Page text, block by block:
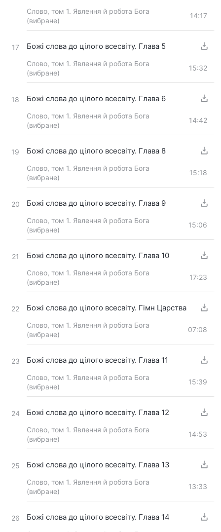
Слово, том 1. Явлення й робота Бога
(вибране)
14:17
17 Божі слова до цілого всесвіту. Глава 5
Слово, том 1. Явлення й робота Бога
(вибране)
15:32
18 Божі слова до цілого всесвіту. Глава 6
Слово, том 1. Явлення й робота Бога
(вибране)
14:42
19 Божі слова до цілого всесвіту. Глава 8
Слово, том 1. Явлення й робота Бога
(вибране)
15:18
20 Божі слова до цілого всесвіту. Глава 9
Слово, том 1. Явлення й робота Бога
(вибране)
15:06
21 Божі слова до цілого всесвіту. Глава 10
Слово, том 1. Явлення й робота Бога
(вибране)
17:23
22 Божі слова до цілого всесвіту. Гімн Царства
Слово, том 1. Явлення й робота Бога
(вибране)
07:08
23 Божі слова до цілого всесвіту. Глава 11
Слово, том 1. Явлення й робота Бога
(вибране)
15:39
24 Божі слова до цілого всесвіту. Глава 12
Слово, том 1. Явлення й робота Бога
(вибране)
14:53
25 Божі слова до цілого всесвіту. Глава 13
Слово, том 1. Явлення й робота Бога
(вибране)
13:33
26 Божі слова до цілого всесвіту. Глава 14